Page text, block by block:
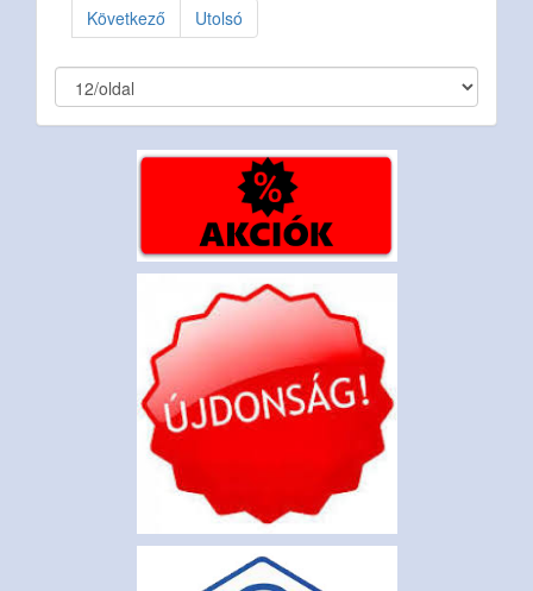
Következő
Utolsó